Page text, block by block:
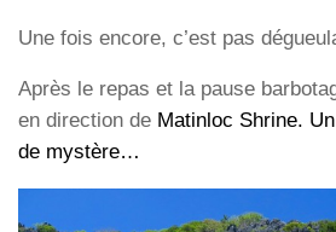
Une fois encore, c’est pas
Après le repas et la pause
en direction de Matinloc Shrine.
de mystère…